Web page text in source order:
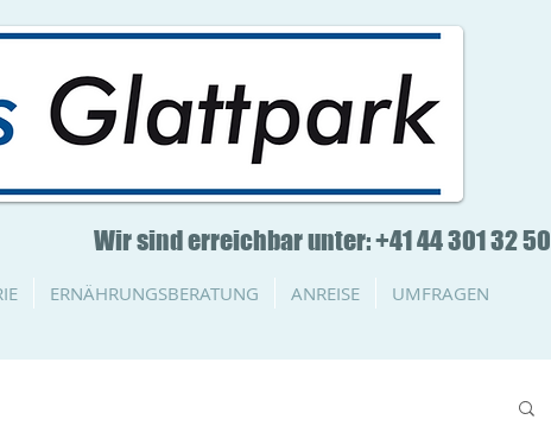
Wir sind erreichbar unter: +41 44 301 32 50
ERNÄHRUNGSBERATUNG ANREISE UMFRAGEN